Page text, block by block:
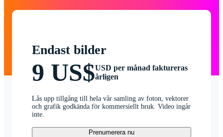
Endast bilder
9 US$USD per månad faktureras
årligen
Lås upp tillgång till hela vår samling av foton, vektorer
och grafik godkända för kommersiellt bruk. Video ingår
inte.
Prenumerera nu